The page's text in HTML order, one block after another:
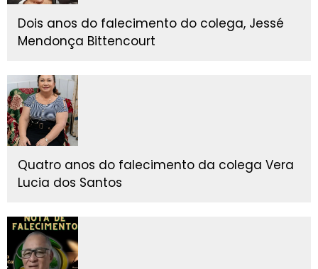
Dois anos do falecimento do colega, Jessé
Mendonça Bittencourt
Quatro anos do falecimento da colega Vera
Lucia dos Santos